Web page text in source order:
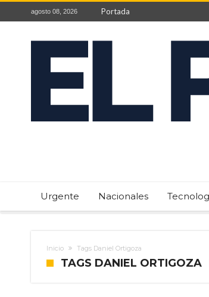
agosto 08, 2026 Portada
Urgente Nacionales
Inicio Tags Daniel Ortigoza
TAGS DANIEL ORTIGOZA